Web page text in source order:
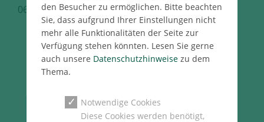
06.02.2018 Frankfurt Immo Publikation
den Besucher zu ermöglichen. Bitte beachten
Sie, dass aufgrund Ihrer Einstellungen nicht
mehr alle Funktionalitäten der Seite zur
Verfügung stehen könnten. Lesen Sie gerne
auch unsere Datenschutzhinweisezu dem
Thema.
Notwendige Cookies
Diese Cookies werden benötigt,